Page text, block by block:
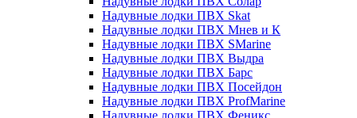
Надувные лодки ПВХ Skat
Надувные лодки ПВХ Мнев и К
Надувные лодки ПВХ SMarine
Надувные лодки ПВХ Выдра
Надувные лодки ПВХ Барс
Надувные лодки ПВХ Посейдон
Надувные лодки ПВХ ProfMarine
Надувные лодки ПВХ Феникс